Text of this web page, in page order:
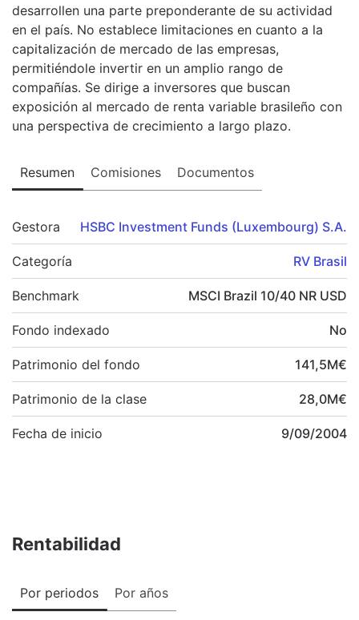
desarrollen una parte preponderante de su actividad
en el país. No establece limitaciones en cuanto a la
capitalización de mercado de las empresas,
permitiéndole invertir en un amplio rango de
compañías. Se dirige a inversores que buscan
exposición al mercado de renta variable brasileño con
una perspectiva de crecimiento a largo plazo.
Resumen Comisiones Documentos
Gestora HSBC Investment Funds (Luxembourg) S.A.
Categoría RV Brasil
Benchmark MSCI Brazil 10/40 NR USD
Fondo indexado No
Patrimonio del fondo 141,5M€
Patrimonio de la clase 28,0M€
Fecha de inicio 9/09/2004
Rentabilidad
Por periodos Por años